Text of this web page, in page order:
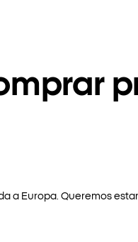
a Europa. Queremos